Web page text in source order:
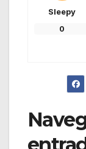
Sleepy
0